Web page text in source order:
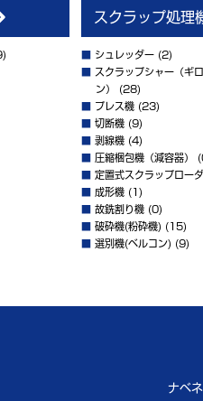
スクラップ処理
シュレッダー(2)
スクラップシャー（ギ
ン）
(28)
プレス機(23)
切断機(9)
剥線機(4)
圧縮梱包機（減容器）
定置式スクラップローダ
成形機(1)
故銑割り機(0)
破砕機(粉砕機) (15)
選別機(ベルコン) (9)
ナベ